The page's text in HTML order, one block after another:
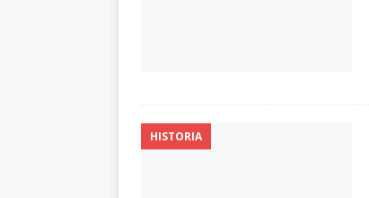
HISTORIA